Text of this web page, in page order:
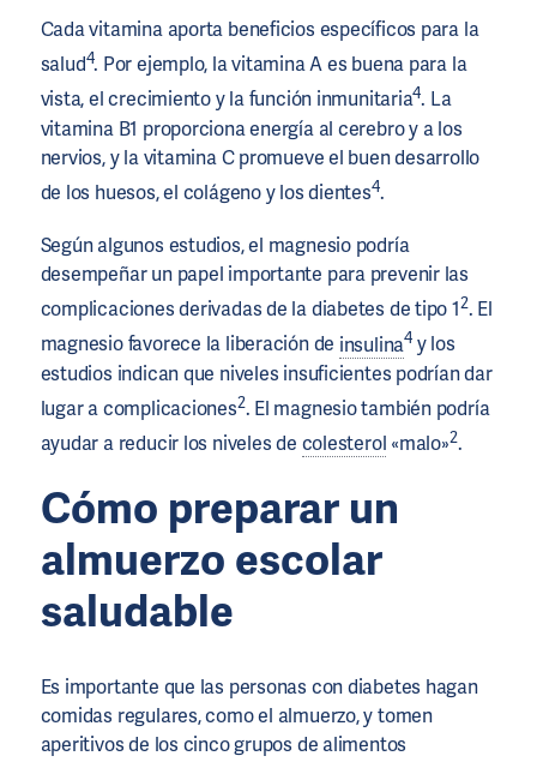
Cada vitamina aporta beneficios específicos para la
salud4. Por ejemplo, la vitamina A es buena para la
vista, el crecimiento y la función inmunitaria4. La
vitamina B1 proporciona energía al cerebro y a los
nervios, y la vitamina C promueve el buen desarrollo
de los huesos, el colágeno y los dientes4.
Según algunos estudios, el magnesio podría
desempeñar un papel importante para prevenir las
complicaciones derivadas de la diabetes de tipo 12. El
magnesio favorece la liberación de insulina4y los
estudios indican que niveles insuficientes podrían dar
lugar a complicaciones2. El magnesio también podría
ayudar a reducir los niveles de colesterol «malo»2.
Cómo preparar un
almuerzo escolar
saludable
Es importante que las personas con diabetes hagan
comidas regulares, como el almuerzo, y tomen
aperitivos de los cinco grupos de alimentos